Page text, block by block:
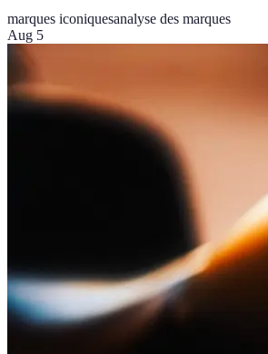
marques iconiquesanalyse des marques
Aug 5